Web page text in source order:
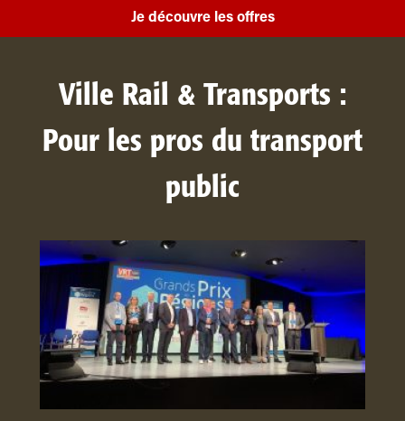
Je découvre les offres
Ville Rail & Transports :
Pour les pros du transport
public